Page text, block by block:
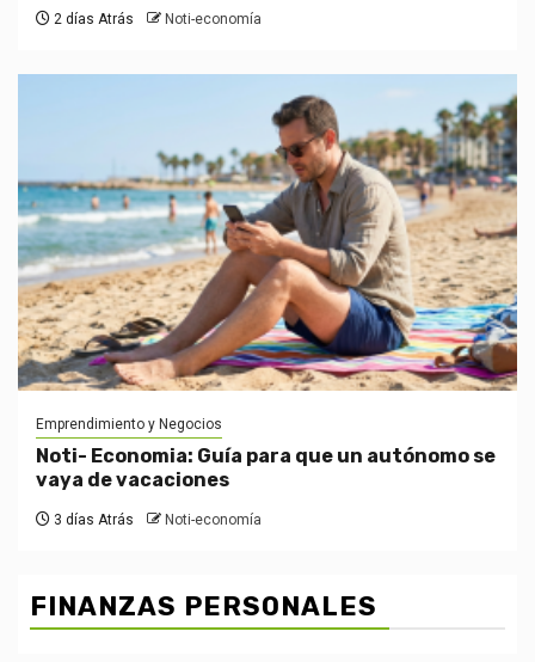
2 días Atrás Noti-economía
Emprendimiento y Negocios
Noti- Economia: Guía para que un autónomo se
vaya de vacaciones
3 días Atrás Noti-economía
FINANZAS PERSONALES